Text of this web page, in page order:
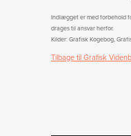
Indlægget er med forbehold
drages til ansvar herfor.
Kilder: Grafisk Kogebog,
Tilbage til Grafisk